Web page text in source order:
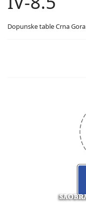
Dopunske table Crna Gora